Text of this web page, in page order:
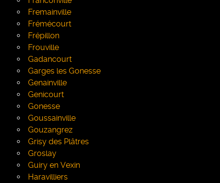
Fremainville
Frémécourt
Frépillon
Frouville
Gadancourt
Garges les Gonesse
Genainville
Genicourt
Gonesse
Goussainville
Gouzangrez
Grisy des Plâtres
Groslay
Guiry en Vexin
Haravilliers